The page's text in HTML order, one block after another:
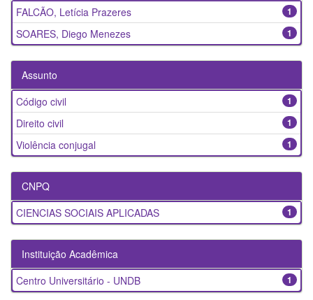
1
FALCÃO, Letícia Prazeres
1
SOARES, Diego Menezes
Assunto
1
Código civil
1
Direito civil
1
Violência conjugal
CNPQ
1
CIENCIAS SOCIAIS APLICADAS
Instituição Acadêmica
1
Centro Universitário - UNDB